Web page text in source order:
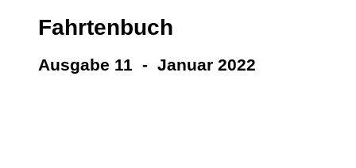
Fahrtenbuch
Ausgabe 11 - Januar 2022